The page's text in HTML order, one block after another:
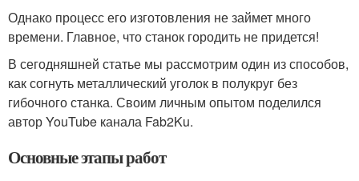
Однако процесс его изготовления не займет много
времени. Главное, что станок городить не придется!
В сегодняшней статье мы рассмотрим один из способов,
как согнуть металлический уголок в полукруг без
гибочного станка. Своим личным опытом поделился
автор YouTube канала Fab2Ku.
Основные этапы работ